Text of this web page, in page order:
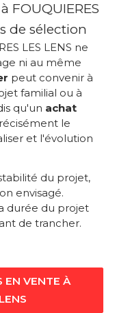
FOUQUIERES
de sélection
LES LENS ne
ni au même
peut convenir à
familial ou à
qu'un achat
le
et l'évolution
du projet,
envisagé.
durée du projet
de trancher.
EN VENTE À